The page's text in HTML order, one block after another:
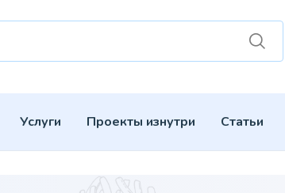
Услуги Проекты изнутри Статьи